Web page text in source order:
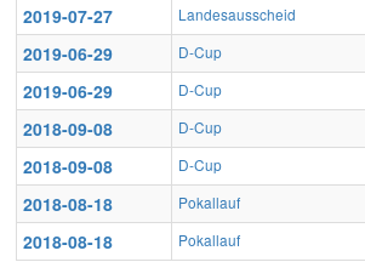
2019-07-27 Landesausscheid
2019-06-29 D-Cup
2019-06-29 D-Cup
2018-09-08 D-Cup
2018-09-08 D-Cup
2018-08-18 Pokallauf
2018-08-18 Pokallauf